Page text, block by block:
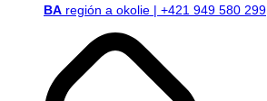
BA región a okolie | +421 949 580 299